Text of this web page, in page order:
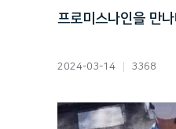
프로미스나인을 만
2024-03-14 3368